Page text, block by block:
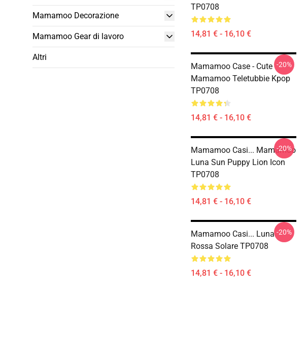
Mamamoo Decorazione
Mamamoo Gear di lavoro
Altri
TP0708
14,81 € - 16,10 €
Mamamoo Case - Cute
Mamamoo Teletubbie Kpop
TP0708
14,81 € - 16,10 €
-20%
Mamamoo Casi... Mamamoo
Luna Sun Puppy Lion Icon
TP0708
14,81 € - 16,10 €
-20%
Mamamoo Casi... Luna
Rossa Solare TP0708
14,81 € - 16,10 €
-20%